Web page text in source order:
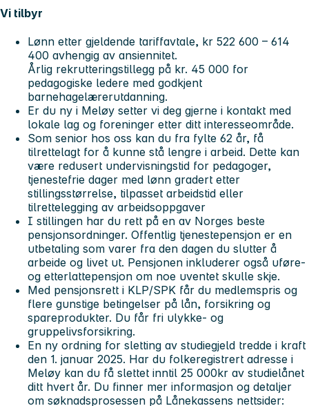
Vi tilbyr
Lønn etter gjeldende tariffavtale, kr 522 600 – 614
400 avhengig av ansiennitet.
Årlig rekrutteringstillegg på kr. 45 000 for
pedagogiske ledere med godkjent
barnehagelærerutdanning.
Er du ny i Meløy setter vi deg gjerne i kontakt med
lokale lag og foreninger etter ditt interesseområde.
Som senior hos oss kan du fra fylte 62 år, få
tilrettelagt for å kunne stå lengre i arbeid. Dette kan
være redusert undervisningstid for pedagoger,
tjenestefrie dager med lønn gradert etter
stillingsstørrelse, tilpasset arbeidstid eller
tilrettelegging av arbeidsoppgaver
I stillingen har du rett på en av Norges beste
pensjonsordninger. Offentlig tjenestepensjon er en
utbetaling som varer fra den dagen du slutter å
arbeide og livet ut. Pensjonen inkluderer også uføre-
og etterlattepensjon om noe uventet skulle skje.
Med pensjonsrett i KLP/SPK får du medlemspris og
flere gunstige betingelser på lån, forsikring og
spareprodukter. Du får fri ulykke- og
gruppelivsforsikring.
En ny ordning for sletting av studiegjeld tredde i kraft
den 1. januar 2025. Har du folkeregistrert adresse i
Meløy kan du få slettet inntil 25 000kr av studielånet
ditt hvert år. Du finner mer informasjon og detaljer
om søknadsprosessen på Lånekassens nettsider: